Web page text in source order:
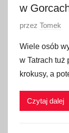
w
O
u
b
l
i
przez Tomek
Wiele osób
w Tatrach tuż
krokusy, a
Czytaj dalej